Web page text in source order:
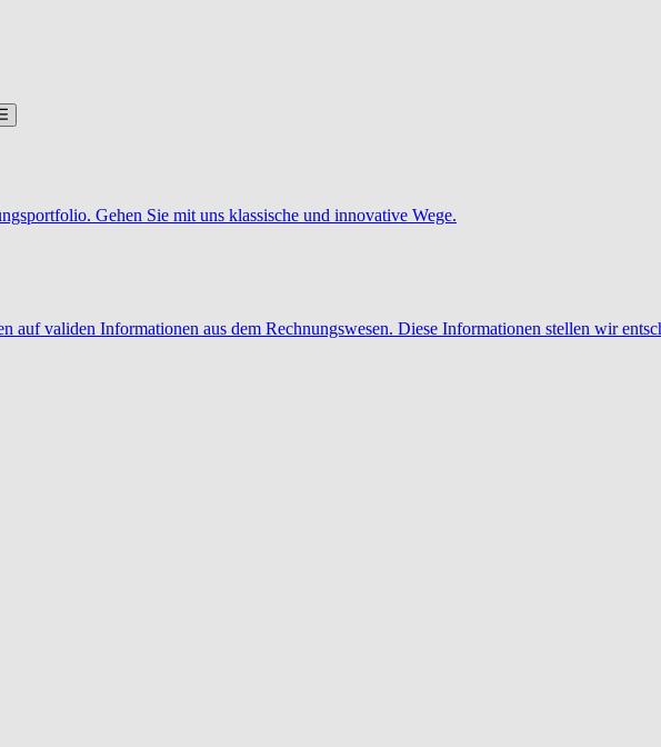
Gehen Sie mit uns klassische und innovative Wege.
auf validen Informationen aus dem Rechnungswesen. Diese Informationen stellen wir